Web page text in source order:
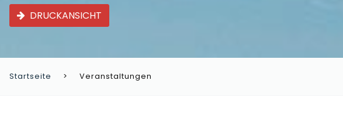
DRUCKANSICHT
Startseite Veranstaltungen